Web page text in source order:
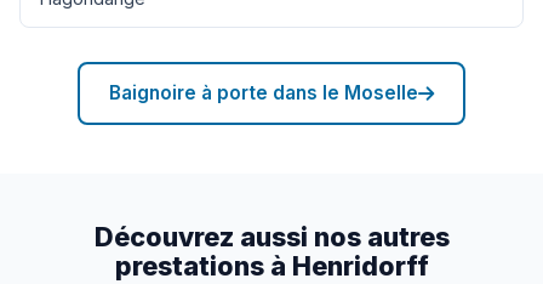
Baignoire à porte dans le Moselle
Découvrez aussi nos autres
prestations à Henridorff